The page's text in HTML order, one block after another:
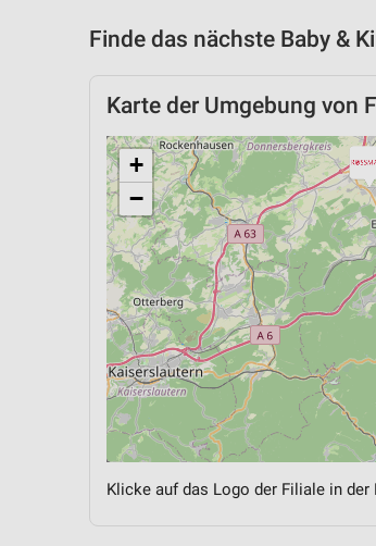
Finde das nächste Baby &
Karte der Umgebung von
+
−
Klicke auf das Logo der Filiale in